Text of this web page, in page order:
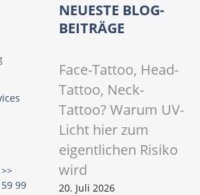
>>
99
NEUESTE BLOG-
BEITRÄGE
Face-Tattoo, Head-
Tattoo, Neck-
Tattoo? Warum UV-
Licht hier zum
eigentlichen Risiko
wird
20. Juli 2026